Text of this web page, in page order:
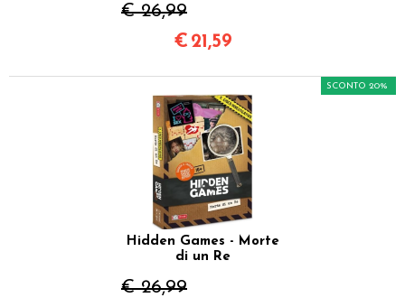
€ 26,99
€ 21,59
Hidden Games - Morte
di un Re
€ 26,99
SCONTO 20%